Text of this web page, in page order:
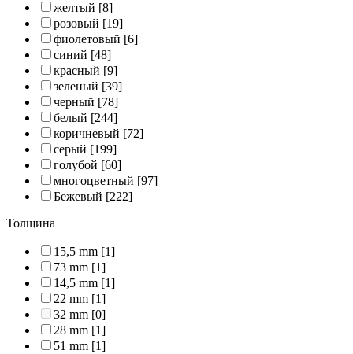
желтый [8]
розовый [19]
фиолетовый [6]
синий [48]
красный [9]
зеленый [39]
черный [78]
белый [244]
коричневый [72]
серый [199]
голубой [60]
многоцветный [97]
Бежевый [222]
Толщина
15,5 mm [1]
73 mm [1]
14,5 mm [1]
22 mm [1]
32 mm [0]
28 mm [1]
51 mm [1]